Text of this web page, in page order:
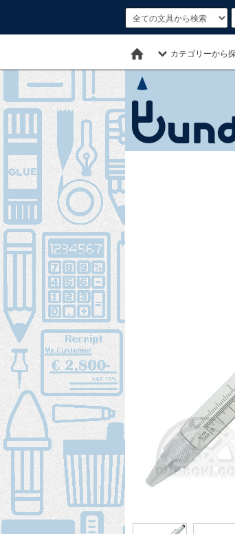
カテゴリーから